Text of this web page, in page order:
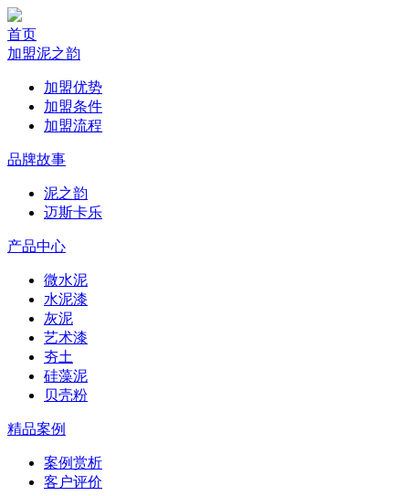
首页
加盟泥之韵
加盟优势
加盟条件
加盟流程
品牌故事
泥之韵
迈斯卡乐
产品中心
微水泥
水泥漆
灰泥
艺术漆
夯土
硅藻泥
贝壳粉
精品案例
案例赏析
客户评价